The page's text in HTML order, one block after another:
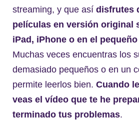
streaming, y que así disfrutes
películas en versión original
iPad, iPhone o en el
Muchas veces encuentras los
demasiado pequeños o en un
permite leerlos bien. Cuando
veas el vídeo que te he
terminado tus problemas.